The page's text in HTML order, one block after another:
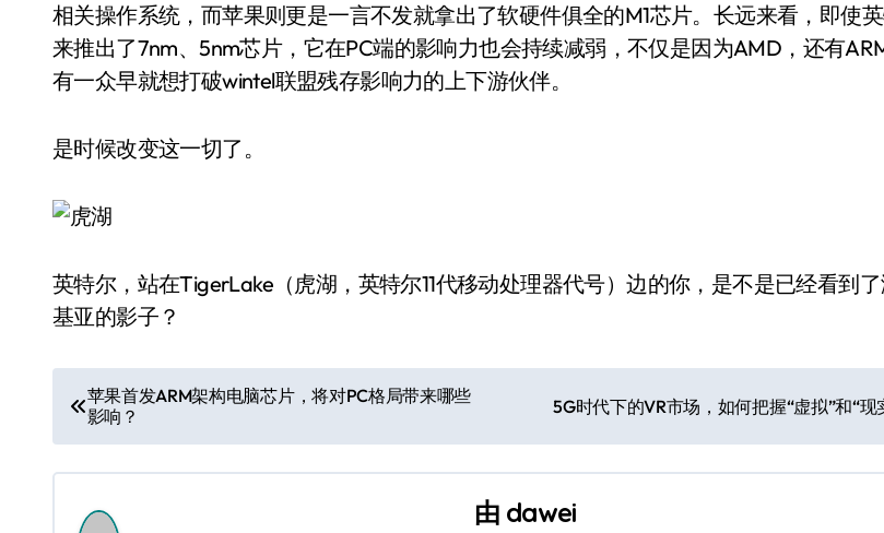
相关操作系统，而苹果则更是一言不发就拿出了软硬件俱全的M1芯片。长远来看，即使
来推出了7nm、5nm芯片，它在PC端的影响力也会持续减弱，不仅是因为AMD，还有
有一众早就想打破wintel联盟残存影响力的上下游伙伴。
是时候改变这一切了。
英特尔，站在TigerLake（虎湖，英特尔11代移动处理器代号）边的你，是不是已经看到
基亚的影子？
文
章
导
航
苹果首发ARM架构电脑芯片，将对PC格局带来哪些
影响？
5G时代下的VR市场，如何把握“虚拟”和“现
由 dawei